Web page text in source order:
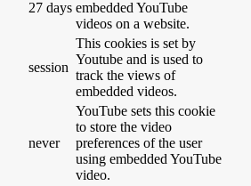
27 days embedded YouTube
videos on a website.
session
This cookies is set by
Youtube and is used to
track the views of
embedded videos.
never
YouTube sets this cookie
to store the video
preferences of the user
using embedded YouTube
video.